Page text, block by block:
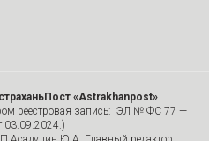
«Astrakhanpost»
реестровая запись: ЭЛ № ФС 77 —
03.09.2024.)